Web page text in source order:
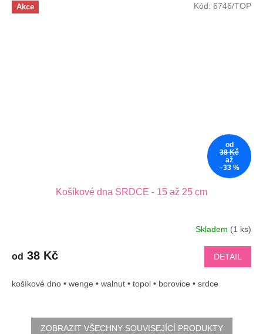
Akce
od
38 Kč
až
–33 %
Košíkové dna SRDCE - 15 až 25 cm
Skladem (1 ks)
od 38 Kč DETAIL
košíkové dno • wenge • walnut • topol • borovice • srdce
Kód: 6746/TOP
ZOBRAZIT VŠECHNY SOUVISEJÍCÍ PRODUKTY